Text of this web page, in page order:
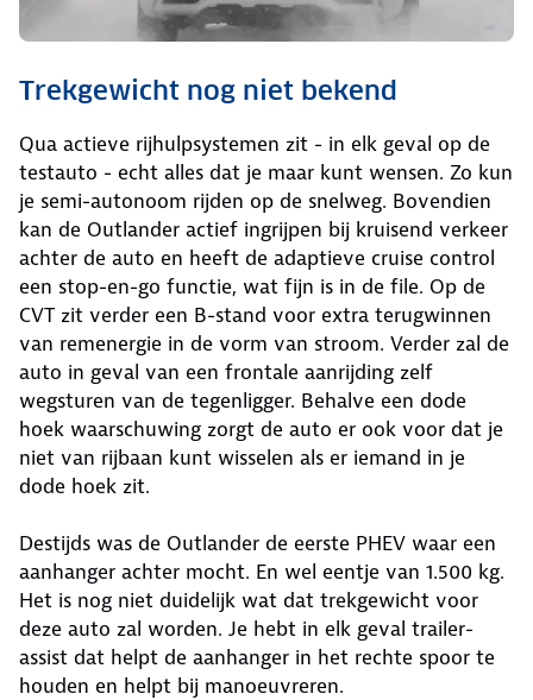
Trekgewicht nog niet bekend
Qua actieve rijhulpsystemen zit - in elk geval op de
testauto - echt alles dat je maar kunt wensen. Zo kun
je semi-autonoom rijden op de snelweg. Bovendien
kan de Outlander actief ingrijpen bij kruisend verkeer
achter de auto en heeft de adaptieve cruise control
een stop-en-go functie, wat fijn is in de file. Op de
CVT zit verder een B-stand voor extra terugwinnen
van remenergie in de vorm van stroom. Verder zal de
auto in geval van een frontale aanrijding zelf
wegsturen van de tegenligger. Behalve een dode
hoek waarschuwing zorgt de auto er ook voor dat je
niet van rijbaan kunt wisselen als er iemand in je
dode hoek zit.
Destijds was de Outlander de eerste PHEV waar een
aanhanger achter mocht. En wel eentje van 1.500 kg.
Het is nog niet duidelijk wat dat trekgewicht voor
deze auto zal worden. Je hebt in elk geval trailer-
assist dat helpt de aanhanger in het rechte spoor te
houden en helpt bij manoeuvreren.